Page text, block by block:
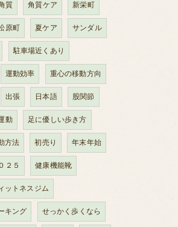
質 角質ケア 新栄町
原町 夏ケア サンダル
駐車場近くあり
運動効率 重心の移動方向
出張 日本語 股関節
動 足に優しい歩き方
方法 初売り 年末年始
２５ 健康機能靴
ットネスジム
キング せっかく歩くなら